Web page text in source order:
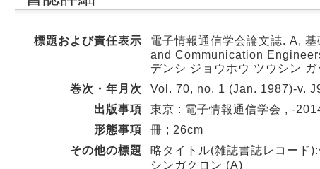
標題および責任表示
電子情報通信学会論文誌. A,
and Communication
デンシ ジョウホウ ツウシン
巻次・年月次
Vol. 70, no. 1 (Jan. 1987)-v.
出版事項
東京 : 電子情報通信学会 , -
形態事項
冊 ; 26cm
その他の標題
略タイトル(雑誌書誌レコード
シンガクロン (A)